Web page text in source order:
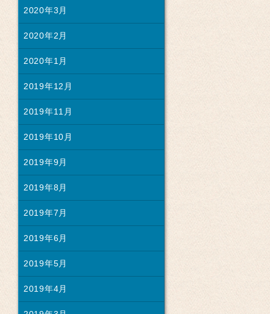
2020年3月
2020年2月
2020年1月
2019年12月
2019年11月
2019年10月
2019年9月
2019年8月
2019年7月
2019年6月
2019年5月
2019年4月